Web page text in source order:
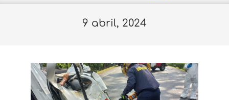
9 abril, 2024